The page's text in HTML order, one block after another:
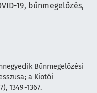
19 bűnmegelőzés
Bűnmegelőzési
a Kiotói
1349-1367.